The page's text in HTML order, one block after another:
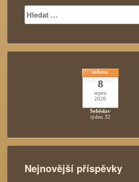
Vyhledávání
sobota
8
srpen
2026
Soběslav
týden 32
Nejnovější příspěvky